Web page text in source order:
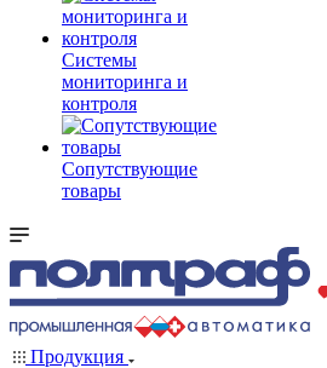
Системы
мониторинга и
контроля
Сопутствующие
товары
Продукция